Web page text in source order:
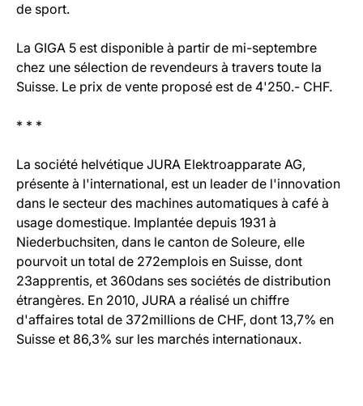
de sport.
La GIGA 5 est disponible à partir de mi-septembre
chez une sélection de revendeurs à travers toute la
Suisse. Le prix de vente proposé est de 4'250.- CHF.
* * *
La société helvétique JURA Elektroapparate AG,
présente à l'international, est un leader de l'innovation
dans le secteur des machines automatiques à café à
usage domestique. Implantée depuis 1931 à
Niederbuchsiten, dans le canton de Soleure, elle
pourvoit un total de 272emplois en Suisse, dont
23apprentis, et 360dans ses sociétés de distribution
étrangères. En 2010, JURA a réalisé un chiffre
d'affaires total de 372millions de CHF, dont 13,7% en
Suisse et 86,3% sur les marchés internationaux.